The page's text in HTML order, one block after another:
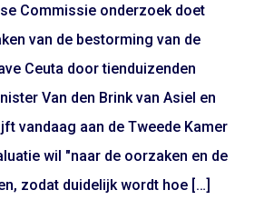
Commissie onderzoek doet
van de bestorming van de
Ceuta door tienduizenden
Van den Brink van Asiel en
vandaag aan de Tweede Kamer
wil "naar de oorzaken en de
zodat duidelijk wordt hoe […]